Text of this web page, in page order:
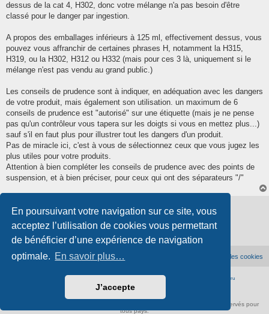
En poursuivant votre navigation sur ce site, vous
acceptez l’utilisation de cookies vous permettant
de bénéficier d’une expérience de navigation
optimale. En savoir plus…
J’accepte
dessus de la cat 4, H302, donc votre mélange n'a pas besoin d'être
classé pour le danger par ingestion.
A propos des emballages inférieurs à 125 ml, effectivement dessus, vous
pouvez vous affranchir de certaines phrases H, notamment la H315,
H319, ou la H302, H312 ou H332 (mais pour ces 3 là, uniquement si le
mélange n'est pas vendu au grand public.)
Les conseils de prudence sont à indiquer, en adéquation avec les dangers
de votre produit, mais également son utilisation. un maximum de 6
conseils de prudence est "autorisé" sur une étiquette (mais je ne pense
pas qu'un contrôleur vous tapera sur les doigts si vous en mettez plus...)
sauf s'il en faut plus pour illustrer tout les dangers d'un produit.
Pas de miracle ici, c'est à vous de sélectionnez ceux que vous jugez les
plus utiles pour votre produits.
Attention à bien compléter les conseils de prudence avec des points de
suspension, et à bien préciser, pour ceux qui ont des séparateurs "/"
Verrouillé
Accueil du forum Supprimer les cookies
Développé parphpBB Traduction française officielle Qiaeru
Confidentialité
. Tous droits réservés pour
tous pays.